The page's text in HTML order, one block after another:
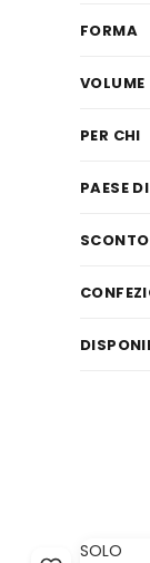
SOLO